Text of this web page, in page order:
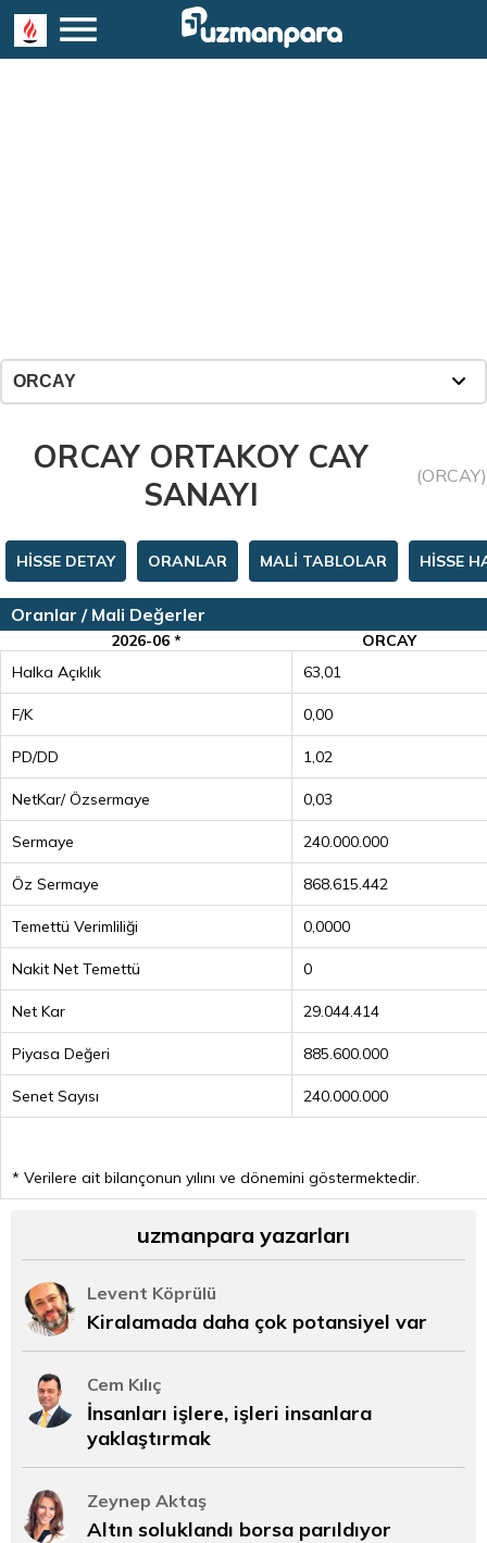
ORCAY ORTAKOY CAY
SANAYI
(ORCAY)
HİSSE DETAY ORANLAR MALİ TABLOLAR HİSSE
Oranlar / Mali Değerler
2026-06 *
ORCAY
Halka Açıklık
63,01
F/K 0,00
PD/DD 1,02
NetKar/ Özsermaye 0,03
Sermaye 240.000.000
Öz Sermaye 868.615.442
Temettü Verimliliği 0,0000
Nakit Net Temettü 0
Net Kar 29.044.414
Piyasa Değeri 885.600.000
Senet Sayısı 240.000.000
* Verilere ait bilançonun yılını ve dönemini göstermektedir.
uzmanpara yazarları
Levent Köprülü
Kiralamada daha çok potansiyel var
Cem Kılıç
İnsanları işlere, işleri insanlara
yaklaştırmak
Zeynep Aktaş
Altın soluklandı borsa parıldıyor